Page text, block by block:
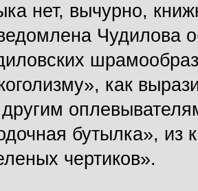
нет, вычурно,
Чудилова
как
бутылка», из
чертиков».